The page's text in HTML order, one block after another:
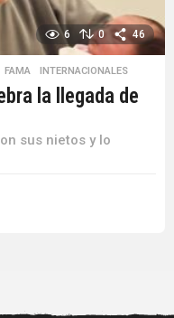
6 0 46
,FAMA INTERNACIONALES
la llegada de
sus nietos y lo